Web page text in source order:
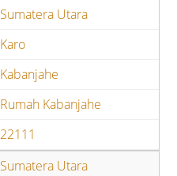
Sumatera Utara
Karo
Kabanjahe
Rumah Kabanjahe
22111
Sumatera Utara